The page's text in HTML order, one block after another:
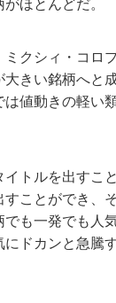
ほとんどだ。
クシィ・コロ
きい銘柄へと
値動きの軽い
トルを出すこ
ことができ、
も一発でも人
ドカンと急騰